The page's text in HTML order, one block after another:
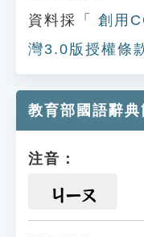
資料採「
創用
灣3.0版授權條
教育部國語辭典
注音：
ㄐㄧㄡ